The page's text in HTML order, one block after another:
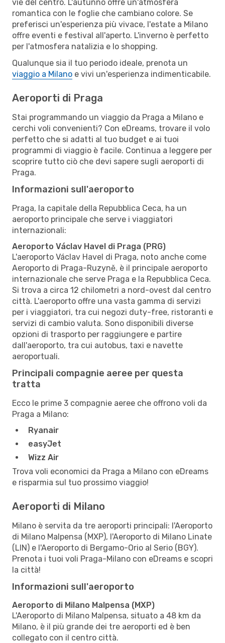
vie del centro. L'autunno offre un'atmosfera
romantica con le foglie che cambiano colore. Se
preferisci un'esperienza più vivace, l'estate a Milano
offre eventi e festival all'aperto. L'inverno è perfetto
per l'atmosfera natalizia e lo shopping.
Qualunque sia il tuo periodo ideale, prenota un
viaggio a Milano e vivi un'esperienza indimenticabile.
Aeroporti di Praga
Stai programmando un viaggio da Praga a Milano e
cerchi voli convenienti? Con eDreams, trovare il volo
perfetto che si adatti al tuo budget e ai tuoi
programmi di viaggio è facile. Continua a leggere per
scoprire tutto ciò che devi sapere sugli aeroporti di
Praga.
Informazioni sull'aeroporto
Praga, la capitale della Repubblica Ceca, ha un
aeroporto principale che serve i viaggiatori
internazionali:
Aeroporto Václav Havel di Praga (PRG)
L'aeroporto Václav Havel di Praga, noto anche come
Aeroporto di Praga-Ruzyně, è il principale aeroporto
internazionale che serve Praga e la Repubblica Ceca.
Si trova a circa 12 chilometri a nord-ovest dal centro
città. L'aeroporto offre una vasta gamma di servizi
per i viaggiatori, tra cui negozi duty-free, ristoranti e
servizi di cambio valuta. Sono disponibili diverse
opzioni di trasporto per raggiungere e partire
dall'aeroporto, tra cui autobus, taxi e navette
aeroportuali.
Principali compagnie aeree per questa
tratta
Ecco le prime 3 compagnie aeree che offrono voli da
Praga a Milano:
Ryanair
easyJet
Wizz Air
Trova voli economici da Praga a Milano con eDreams
e risparmia sul tuo prossimo viaggio!
Aeroporti di Milano
Milano è servita da tre aeroporti principali: l'Aeroporto
di Milano Malpensa (MXP), l'Aeroporto di Milano Linate
(LIN) e l'Aeroporto di Bergamo-Orio al Serio (BGY).
Prenota i tuoi voli Praga-Milano con eDreams e scopri
la città!
Informazioni sull'aeroporto
Aeroporto di Milano Malpensa (MXP)
L'Aeroporto di Milano Malpensa, situato a 48 km da
Milano, è il più grande dei tre aeroporti ed è ben
collegato con il centro città.